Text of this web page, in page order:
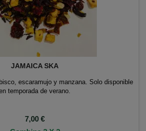
JAMAICA SKA
escaramujo y manzana. Solo disponible
temporada de verano.
Precio
7,00 €